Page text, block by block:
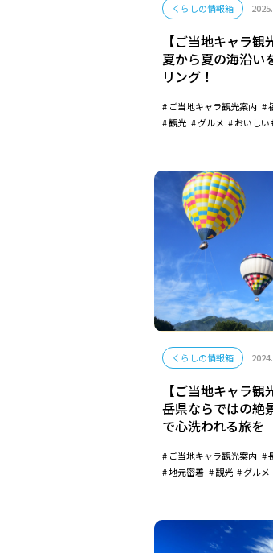
くらしの情報箱
【ご当地キャラ
夏から夏の海沿い
リング！
ご当地キャラ観光案内
観光
グルメ おいしい
くらしの情報箱
【ご当地キャラ
岳県ならではの絶
で心洗われる旅を
ご当地キャラ観光案内
地元密着
観光 グルメ